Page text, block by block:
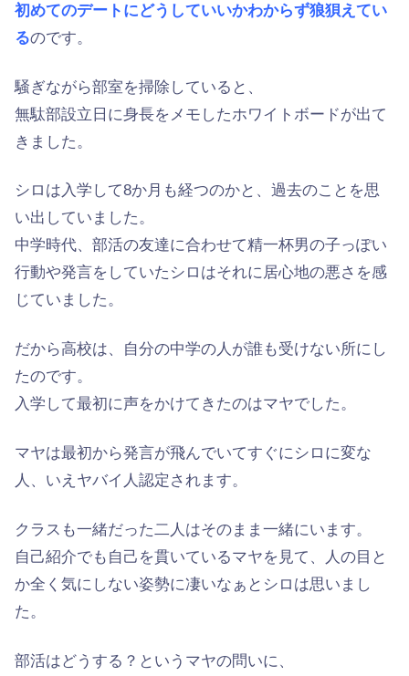
初めてのデートにどうしていいかわからず狼狽えてい
るのです。
騒ぎながら部室を掃除していると、
無駄部設立日に身長をメモしたホワイトボードが出て
きました。
シロは入学して8か月も経つのかと、過去のことを思
い出していました。
中学時代、部活の友達に合わせて精一杯男の子っぽい
行動や発言をしていたシロはそれに居心地の悪さを感
じていました。
だから高校は、自分の中学の人が誰も受けない所にし
たのです。
入学して最初に声をかけてきたのはマヤでした。
マヤは最初から発言が飛んでいてすぐにシロに変な
人、いえヤバイ人認定されます。
クラスも一緒だった二人はそのまま一緒にいます。
自己紹介でも自己を貫いているマヤを見て、人の目と
か全く気にしない姿勢に凄いなぁとシロは思いまし
た。
部活はどうする？というマヤの問いに、